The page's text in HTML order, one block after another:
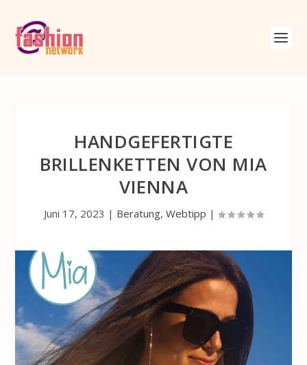
HANDGEFERTIGTE
BRILLENKETTEN VON MIA
VIENNA
Juni 17, 2023 | Beratung, Webtipp |